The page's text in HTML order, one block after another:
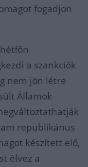
fogadjon
a szankciók
nem jön létre
Államok
republikánus
készített elő,
élvez a